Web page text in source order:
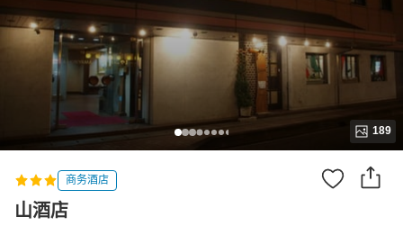
189
商务酒店
山酒店